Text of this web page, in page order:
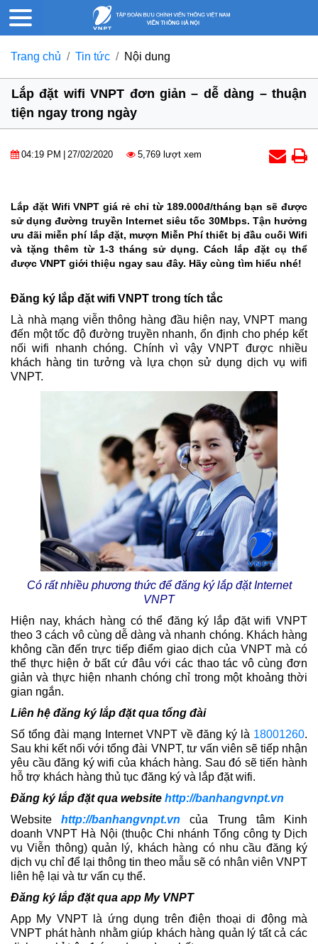
Trang chủ Tin tức Nội dung
Lắp đặt wifi VNPT đơn giản – dễ dàng – thuận
tiện ngay trong ngày
04:19 PM 27/02/2020 5,769 lượt xem
Lắp đặt Wifi VNPT giá rẻ chỉ từ 189.000đ/tháng bạn sẽ được
sử dụng đường truyền Internet siêu tốc 30Mbps. Tận hưởng
ưu đãi miễn phí lắp đặt, mượn Miễn Phí thiết bị đầu cuối Wifi
và tặng thêm từ 1-3 tháng sử dụng. Cách lắp đặt cụ thể
được VNPT giới thiệu ngay sau đây. Hãy cùng tìm hiểu nhé!
Đăng ký lắp đặt wifi VNPT trong tích tắc
Là nhà mạng viễn thông hàng đầu hiện nay, VNPT mang
đến một tốc độ đường truyền nhanh, ổn định cho phép kết
nối wifi nhanh chóng. Chính vì vậy VNPT được nhiều
khách hàng tin tưởng và lựa chọn sử dụng dịch vụ wifi
VNPT.
Có rất nhiều phương thức để đăng ký lắp đặt Internet
VNPT
Hiện nay, khách hàng có thể đăng ký lắp đặt wifi VNPT
theo 3 cách vô cùng dễ dàng và nhanh chóng. Khách hàng
không cần đến trực tiếp điểm giao dịch của VNPT mà có
thể thực hiện ở bất cứ đâu với các thao tác vô cùng đơn
giản và thực hiện nhanh chóng chỉ trong một khoảng thời
gian ngắn.
Liên hệ đăng ký lắp đặt qua tổng đài
Số tổng đài mạng Internet VNPT về đăng ký là 18001260.
Sau khi kết nối với tổng đài VNPT, tư vấn viên sẽ tiếp nhận
yêu cầu đăng ký wifi của khách hàng. Sau đó sẽ tiến hành
hỗ trợ khách hàng thủ tục đăng ký và lắp đặt wifi.
Đăng ký lắp đặt qua website http://banhangvnpt.vn
Websitehttp://banhangvnpt.vn
của Trung tâm Kinh
doanh VNPT Hà Nội (thuộc Chi nhánh Tổng công ty Dịch
vụ Viễn thông) quản lý, khách hàng có nhu cầu đăng ký
dịch vụ chỉ để lại thông tin theo mẫu sẽ có nhân viên VNPT
liên hệ lại và tư vấn cụ thể.
Đăng ký lắp đặt qua app My VNPT
App My VNPT là ứng dụng trên điện thoại di động mà
VNPT phát hành nhằm giúp khách hàng quản lý tất cả các